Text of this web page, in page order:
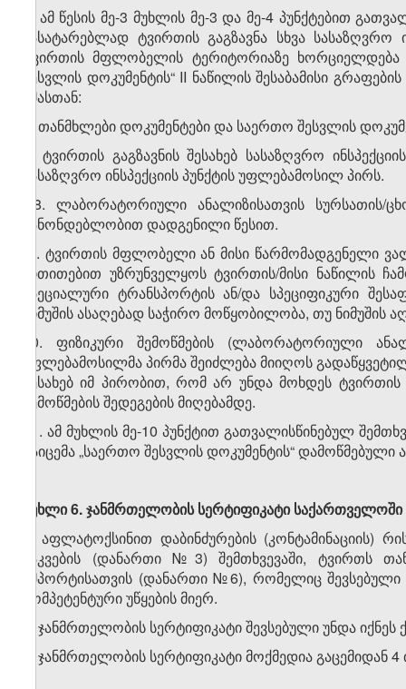
7. ამ წესის მე-3 მუხლის მე-3 და მე-4 პუნქტებით
ჩასატარებლად ტვირთის გაგზავნა სხვა
ტვირთის მფლობელის ტერიტორიაზე
შესვლის დოკუმენტის“ II ნაწილის შესაბამისი
ამასთან:
ა) თანმხლები დოკუმენტები და საერთო შესვლის
ბ) ტვირთის გაგზავნის შესახებ სასაზღვრო
სასაზღვრო ინსპექციის პუნქტის უფლებამოსილ პირს.
8. ლაბორატორიული ანალიზისათვის სურსათის/
კანონდებლობით დადგენილი წესით.
9. ტვირთის მფლობელი ან მისი წარმომადგენელი
მითითებით უზრუნველყოს ტვირთის/მისი ნაწილის
სპეციალური ტრანსპორტის ან/და სპეციფიკური
ნიმუშის ასაღებად საჭირო მოწყობილობა, თუ
10. ფიზიკური შემოწმების (ლაბორატორიული
უფლებამოსილმა პირმა შეიძლება მიიღოს
შესახებ იმ პირობით, რომ არ უნდა მოხდეს
შემოწმების შედეგების მიღებამდე.
11. ამ მუხლის მე-10 პუნქტით გათვალისწინებულ
გაიცემა „საერთო შესვლის დოკუმენტის“
მუხლი 6.ჯანმრთელობისსერტიფიკატისაქართველოში
1. აფლატოქსინით დაბინძურების (კონტამინაციის)
საკვების (დანართი №3) შემთხვევაში, ტვირთს
იმპორტისათვის (დანართი №6), რომელიც
კომპეტენტური უწყების მიერ.
2. ჯანმრთელობის სერტიფიკატი შევსებული უნდა
3. ჯანმრთელობის სერტიფიკატი მოქმედია გაცემიდან